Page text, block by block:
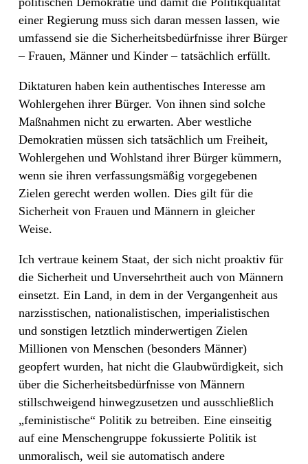
einer Regierung muss sich daran messen lassen, wie
umfassend sie die Sicherheitsbedürfnisse ihrer Bürger
– Frauen, Männer und Kinder – tatsächlich erfüllt.
Diktaturen haben kein authentisches Interesse am
Wohlergehen ihrer Bürger. Von ihnen sind solche
Maßnahmen nicht zu erwarten. Aber westliche
Demokratien müssen sich tatsächlich um Freiheit,
Wohlergehen und Wohlstand ihrer Bürger kümmern,
wenn sie ihren verfassungsmäßig vorgegebenen
Zielen gerecht werden wollen. Dies gilt für die
Sicherheit von Frauen und Männern in gleicher
Weise.
Ich vertraue keinem Staat, der sich nicht proaktiv für
die Sicherheit und Unversehrtheit auch von Männern
einsetzt. Ein Land, in dem in der Vergangenheit aus
narzisstischen, nationalistischen, imperialistischen
und sonstigen letztlich minderwertigen Zielen
Millionen von Menschen (besonders Männer)
geopfert wurden, hat nicht die Glaubwürdigkeit, sich
über die Sicherheitsbedürfnisse von Männern
stillschweigend hinwegzusetzen und ausschließlich
„feministische“ Politik zu betreiben. Eine einseitig
auf eine Menschengruppe fokussierte Politik ist
unmoralisch, weil sie automatisch andere